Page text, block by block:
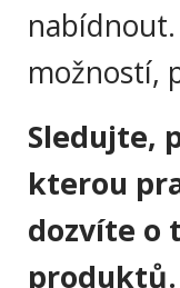
možností,
Sledujte,
kterou
dozvíte o
produktů.